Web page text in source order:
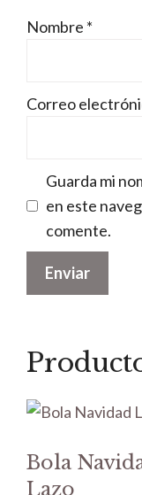
Nombre *
Correo
Guarda mi
en este
comente.
Bola
Lazo